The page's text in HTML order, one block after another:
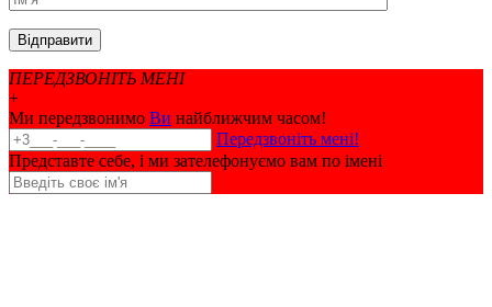
ПЕРЕДЗВОНІТЬ МЕНІ
+
Ми передзвонимо Ви найближчим часом!
Передзвоніть мені!
Представте себе, і ми зателефонуємо вам по імені